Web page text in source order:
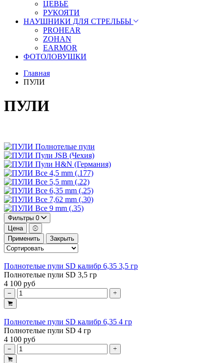
ЦЕВЬЕ
РУКОЯТИ
НАУШНИКИ ДЛЯ СТРЕЛЬБЫ
PROHEAR
ZOHAN
EARMOR
ФОТОЛОВУШКИ
Главная
ПУЛИ
ПУЛИ
Полнотелые пули
Пули JSB (Чехия)
Пули H&N (Германия)
Все 4,5 mm (.177)
Все 5,5 mm (.22)
Все 6,35 mm (.25)
Все 7,62 mm (.30)
Все 9 mm (.35)
Фильтры 0
Цена
Применить
Закрыть
Полнотелые пули SD калибр 6,35 3,5 гр
Полнотелые пули SD 3,5 гр
4 100 руб
Полнотелые пули SD калибр 6,35 4 гр
Полнотелые пули SD 4 гр
4 100 руб